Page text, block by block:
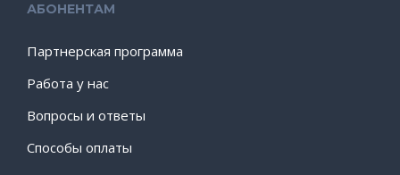
АБОНЕНТАМ
Партнерская программа
Работа у нас
Вопросы и ответы
Способы оплаты